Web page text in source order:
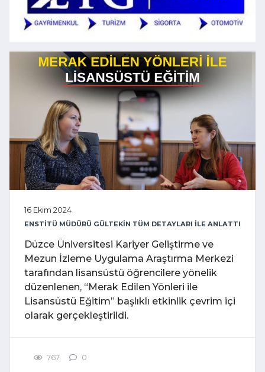
16 Ekim 2024
ENSTİTÜ MÜDÜRÜ GÜLTEKİN TÜM DETAYLARI İLE ANLATTI
Düzce Üniversitesi Kariyer Geliştirme ve
Mezun İzleme Uygulama Araştırma Merkezi
tarafından lisansüstü öğrencilere yönelik
düzenlenen, “Merak Edilen Yönleri ile
Lisansüstü Eğitim” başlıklı etkinlik çevrim içi
olarak gerçekleştirildi.
767 0